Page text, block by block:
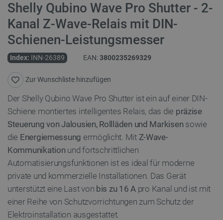
Shelly Qubino Wave Pro Shutter - 2-
Kanal Z-Wave-Relais mit DIN-
Schienen-Leistungsmesser
Index: INN-26389 EAN:3800235269329
Zur Wunschliste hinzufügen
Der Shelly Qubino Wave Pro Shutter ist ein auf einer DIN-
Schiene montiertes intelligentes Relais, das die präzise
Steuerung von Jalousien, Rollläden und Markisen sowie
die Energiemessung ermöglicht. Mit Z-Wave-
Kommunikation und fortschrittlichen
Automatisierungsfunktionen ist es ideal für moderne
private und kommerzielle Installationen. Das Gerät
unterstützt eine Last von bis zu 16 A pro Kanal und ist mit
einer Reihe von Schutzvorrichtungen zum Schutz der
Elektroinstallation ausgestattet.